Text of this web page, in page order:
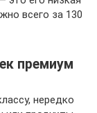
всего за 130
премиум
нередко